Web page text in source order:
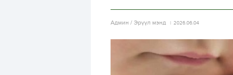
Aдмин / Эрүүл мэнд 2026.06.04